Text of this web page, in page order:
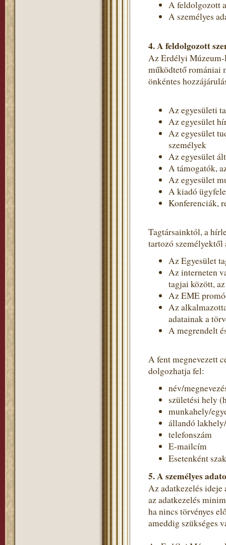
A feldolgozott
A személyes
4.A feldolgozott
Az Erdélyi Múzeum-
működtető romániai
önkéntes
Az egyesületi
Az egyesület
Az egyesület
személyek
Az egyesület
A támogatók,
Az egyesület
A kiadó
Konferenciák,
Tagtársainktól, a
tartozó
Az Egyesület
Az interneten
tagjai között,
Az EME
Az
adatainak a
A megrendelt
A fent megnevezett
dolgozhatja fel:
név/
születési hely
munkahely/
állandó
telefonszám
E-mailcím
Esetenként
5. A személyes
Az adatkezelés ideje
az adatkezelés
ha nincs törvényes
ameddig szükséges